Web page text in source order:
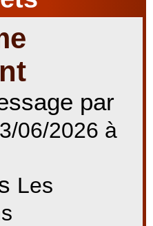
par
06/2026 à
Les